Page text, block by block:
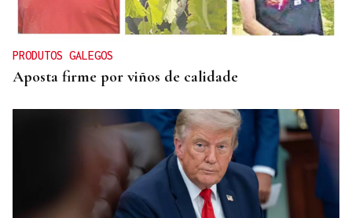
acaricia los históricos 20.100 puntos
PRODUTOS GALEGOS
Aposta firme por viños de calidade